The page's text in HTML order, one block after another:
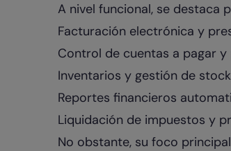
A nivel funcional, se destaca
Facturación electrónica y
Control de cuentas a pagar
Inventarios y gestión de stock
Reportes financieros
Liquidación de impuestos y
No obstante, su foco